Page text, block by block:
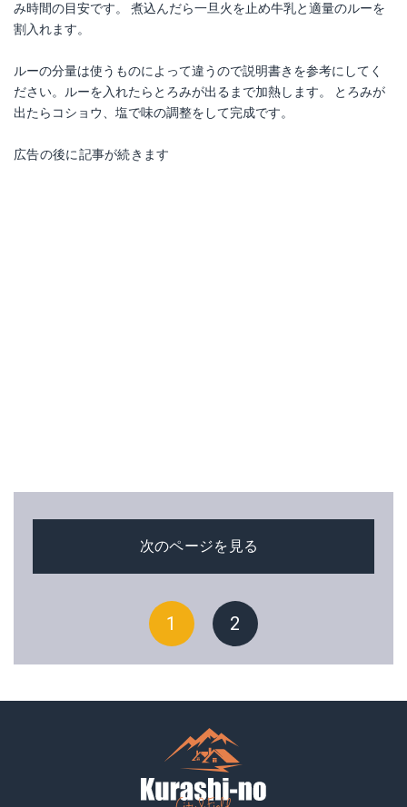
み時間の目安です。 煮込んだら一旦火を止め牛乳と適量のルーを
割入れます。
ルーの分量は使うものによって違うので説明書きを参考にしてく
ださい。ルーを入れたらとろみが出るまで加熱します。 とろみが
出たらコショウ、塩で味の調整をして完成です。
広告の後に記事が続きます
次のページを見る
1 2